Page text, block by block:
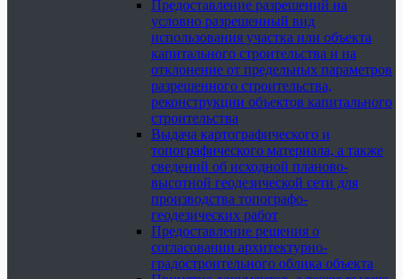
Предоставление разрешений на
условно разрешенный вид
использования участка или объекта
капитального строительства и на
отклонение от предельных параметров
разрешенного строительства,
реконструкции объектов капитального
строительства
Выдача картографического и
топографического материала, а также
сведений об исходной планово-
высотной геодезической сети для
производства топографо-
геодезических работ
Предоставление решения о
согласовании архитектурно-
градостроительного облика объекта